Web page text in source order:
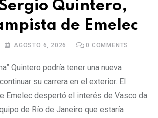
Quintero,
de Emelec
AGOSTO 6, 2026 0 COMMENTS
Quintero podría tener una nueva
su carrera en el exterior. El
Emelec despertó el interés de Vasco da
de Río de Janeiro que estaría